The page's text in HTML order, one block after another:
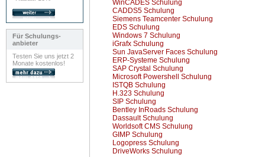
Für Schulungs-
anbieter
Testen Sie uns jetzt 2
Monate kostenlos!
WinCADES Schulung
CADDS5 Schulung
Siemens Teamcenter Schulung
EDS Schulung
Windows 7 Schulung
iGrafx Schulung
Sun JavaServer Faces Schulung
ERP-Systeme Schulung
SAP Crystal Schulung
Microsoft Powershell Schulung
ISTQB Schulung
H.323 Schulung
SIP Schulung
Bentley InRoads Schulung
Dassault Schulung
Worldsoft CMS Schulung
GIMP Schulung
Logopress Schulung
DriveWorks Schulung